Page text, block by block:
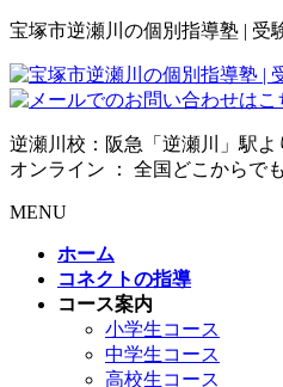
宝塚市逆瀬川の個別指導塾 | 受
逆瀬川校：阪急「逆瀬川」駅よ
オンライン ： 全国どこからで
MENU
ホーム
コネクトの指導
コース案内
小学生コース
中学生コース
高校生コース